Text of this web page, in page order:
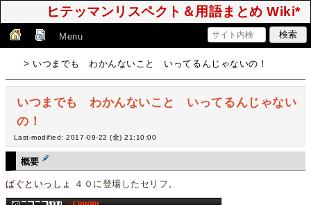
ヒテッマンリスペクト＆用語まとめ Wiki*
Menu
> いつまでも わかんないこと いってるんじゃないの！
いつまでも わかんないこと いってるんじゃない
の！
Last-modified: 2017-09-22 (金) 21:10:00
概要
ばぐといっしょ ４０に登場したセリフ。